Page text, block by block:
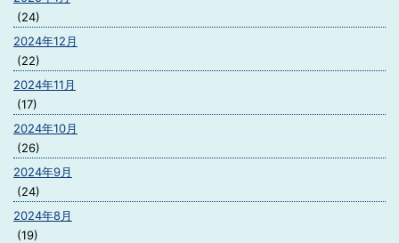
(24)
2024年12月
(22)
2024年11月
(17)
2024年10月
(26)
2024年9月
(24)
2024年8月
(19)